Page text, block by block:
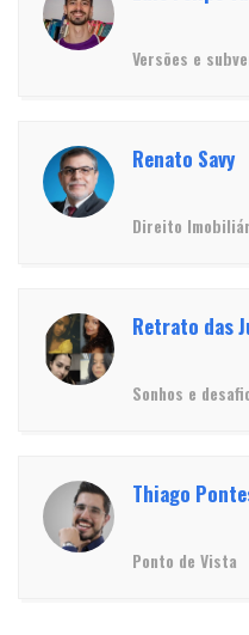
Versões e
Renato Savy
Direito
Retrato das
Sonhos e
Thiago
Ponto de Vista